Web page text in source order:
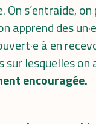
On s’entraide,
apprend des
à en
sur lesquelles
encouragée.